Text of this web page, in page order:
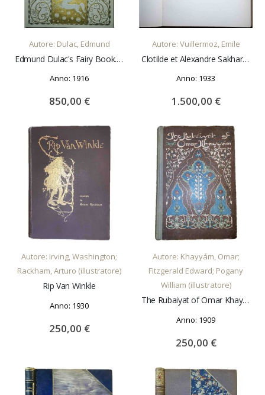
AGGIUNGI AL CARRELLO
Autore: Dulac, Edmund
Edmund Dulac's Fairy Book. Fairy tales of the allied nations
Anno: 1916
850,00 €
Autore: Vuillermoz, Emile
Clotilde et Alexandre Sakharoff
Anno: 1933
1.500,00 €
AGGIUNGI AL CARRELLO
Autore: Irving, Washington;
Rackham, Arturo (illustratore)
Rip Van Winkle
Anno: 1930
250,00 €
AGGIUNGI AL CARRELLO
Autore: Khayyám, Omar;
Fitzgerald Edward; Pogany
William (illustratore)
The Rubaiyat of Omar Khayyam
Anno: 1909
250,00 €